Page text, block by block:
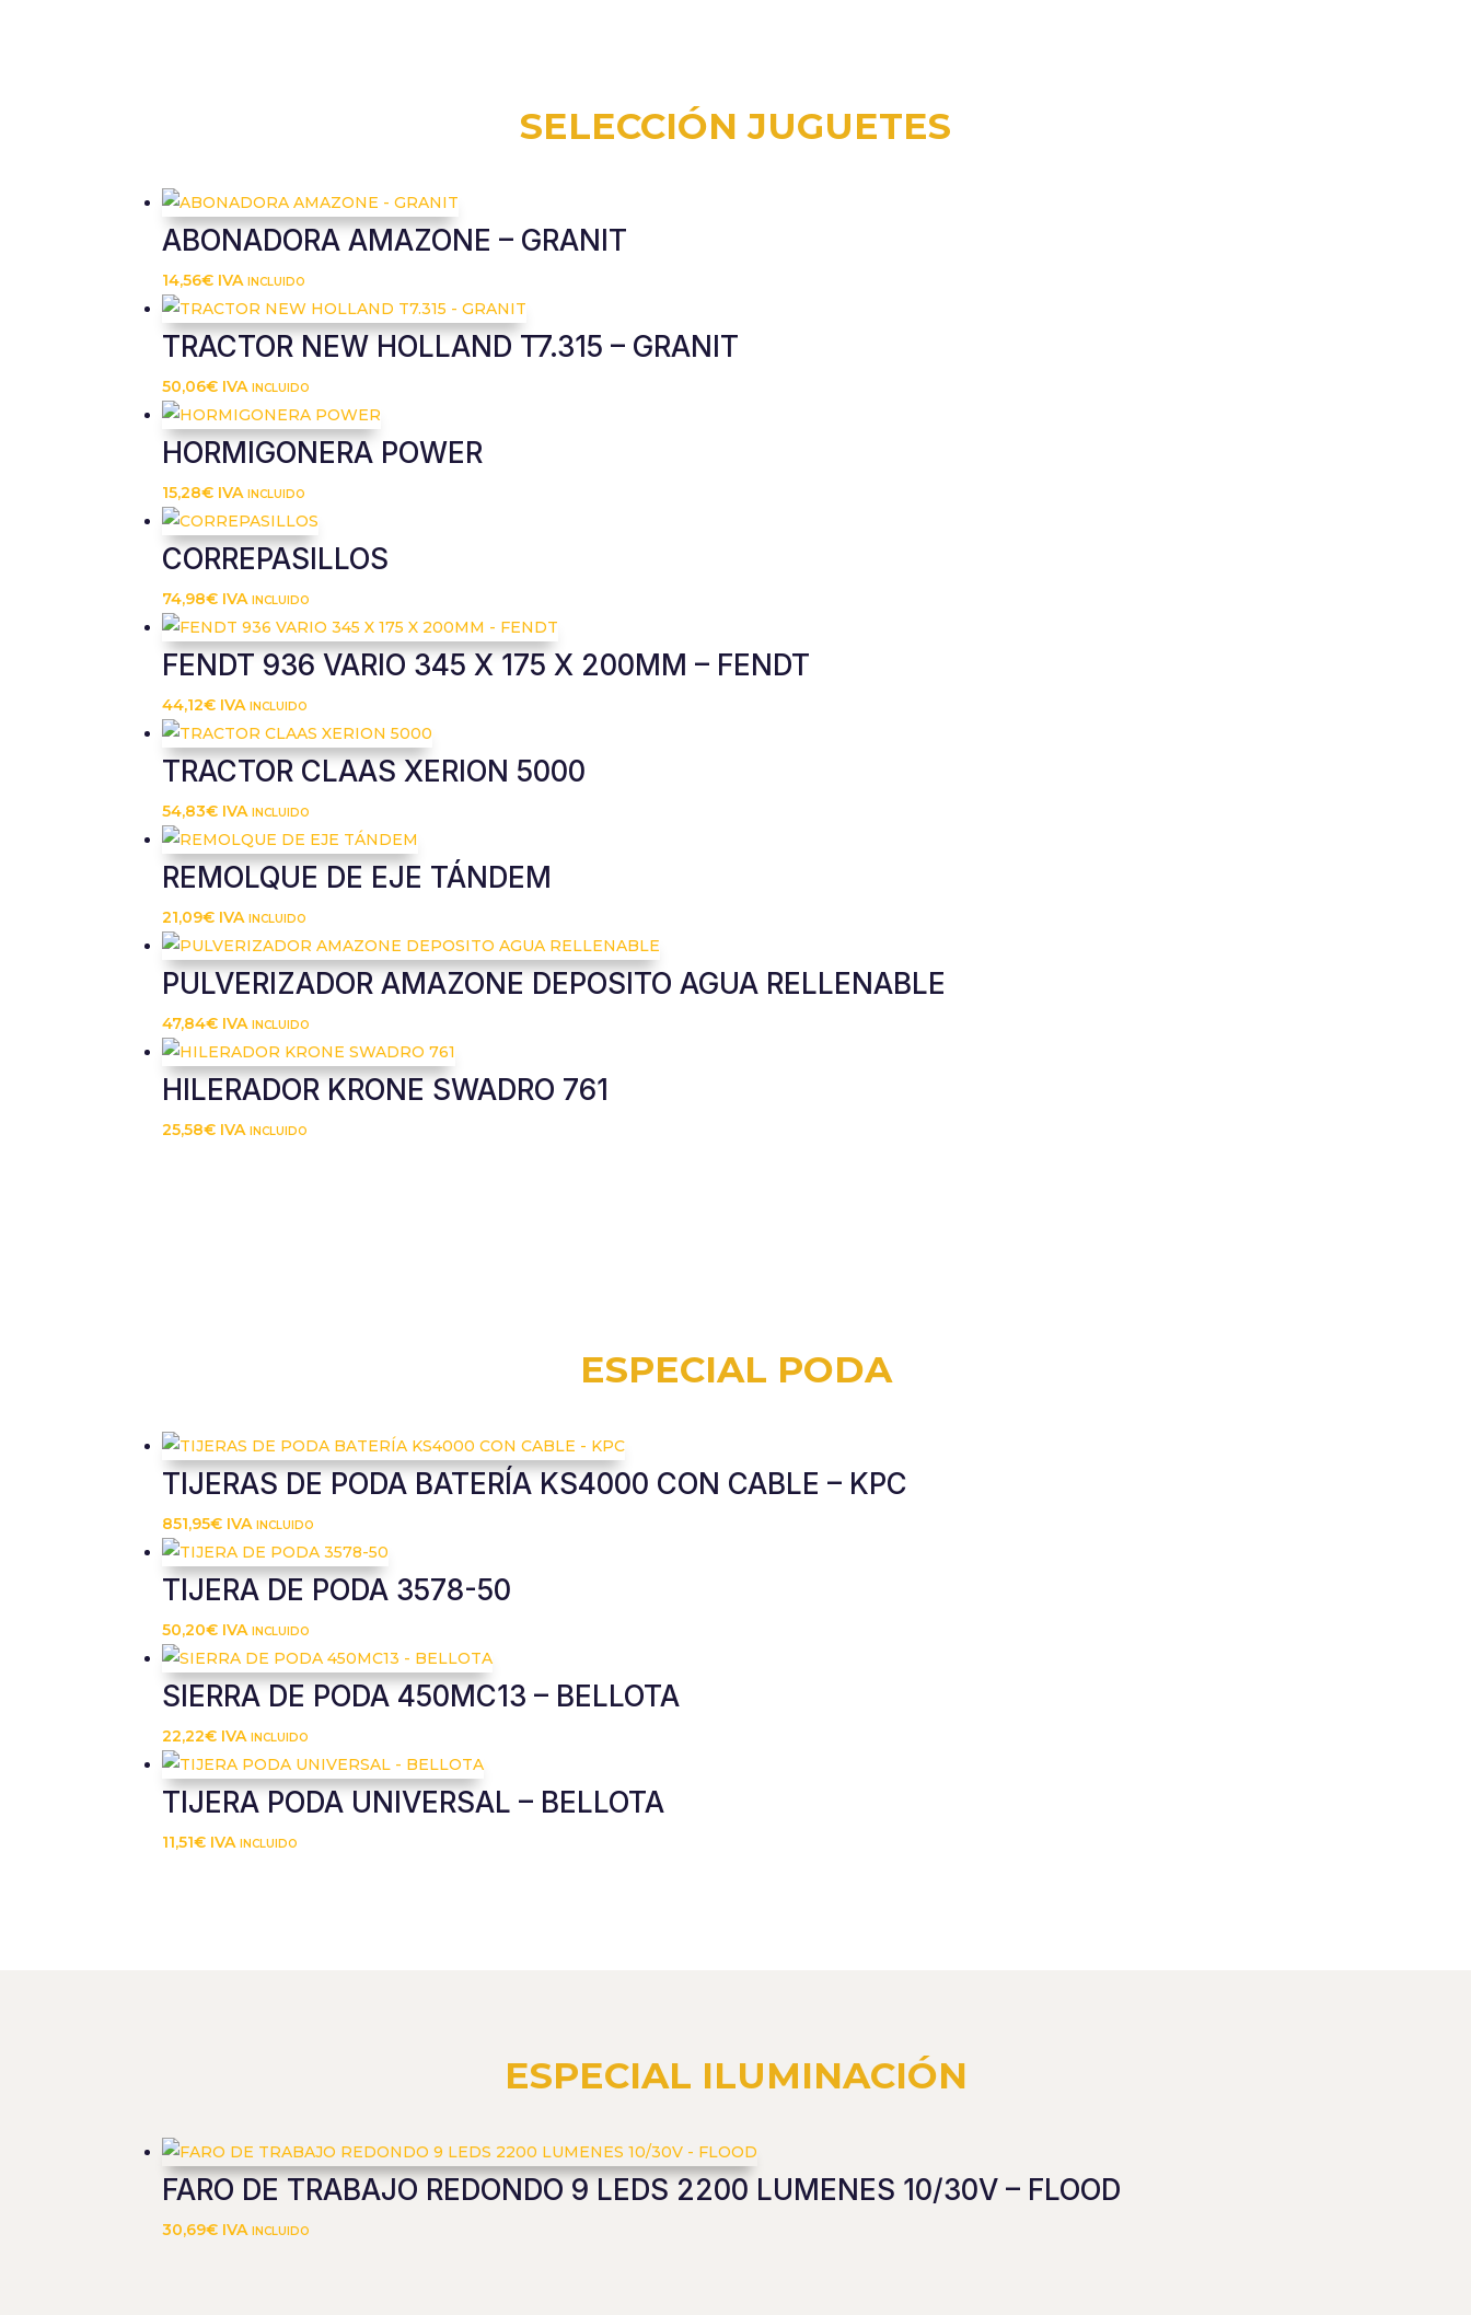
VER PRODUCTOS
SELECCIÓN JUGUETES
ABONADORA AMAZONE – GRANIT
14,56€ IVA incluido
TRACTOR NEW HOLLAND T7.315 – GRANIT
50,06€ IVA incluido
HORMIGONERA POWER
15,28€ IVA incluido
CORREPASILLOS
74,98€ IVA incluido
FENDT 936 VARIO 345 X 175 X 200MM – FENDT
44,12€ IVA incluido
TRACTOR CLAAS XERION 5000
54,83€ IVA incluido
REMOLQUE DE EJE TÁNDEM
21,09€ IVA incluido
PULVERIZADOR AMAZONE DEPOSITO AGUA RELLENABLE
47,84€ IVA incluido
HILERADOR KRONE SWADRO 761
25,58€ IVA incluido
ESPECIAL PODA
TIJERAS DE PODA BATERÍA KS4000 CON CABLE – KPC
851,95€ IVA incluido
TIJERA DE PODA 3578-50
50,20€ IVA incluido
SIERRA DE PODA 450MC13 – BELLOTA
22,22€ IVA incluido
TIJERA PODA UNIVERSAL – BELLOTA
11,51€ IVA incluido
ESPECIAL ILUMINACIÓN
FARO DE TRABAJO REDONDO 9 LEDS 2200 LUMENES 10/30V – FLOOD
30,69€ IVA incluido